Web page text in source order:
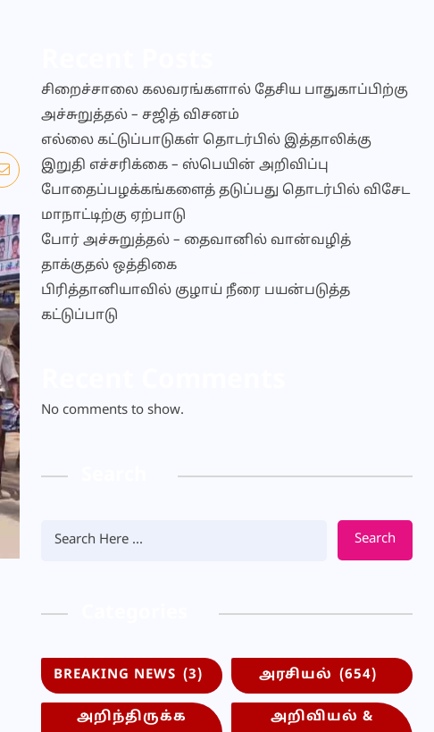
சிறைச்சாலை கலவரங்களால் தேசிய பாதுகாப்பிற்கு
அச்சுறுத்தல் – சஜித் விசனம்
எல்லை கட்டுப்பாடுகள் தொடர்பில் இத்தாலிக்கு
இறுதி எச்சரிக்கை – ஸ்பெயின் அறிவிப்பு
போதைப்பழக்கங்களைத் தடுப்பது தொடர்பில் விசேட
மாநாட்டிற்கு ஏற்பாடு
போர் அச்சுறுத்தல் – தைவானில் வான்வழித்
தாக்குதல் ஒத்திகை
பிரித்தானியாவில் குழாய் நீரை பயன்படுத்த
கட்டுப்பாடு
No comments to show.
Search
BREAKING NEWS (3) அரசியல் (654)
அறிந்திருக்க
அறிவியல் &